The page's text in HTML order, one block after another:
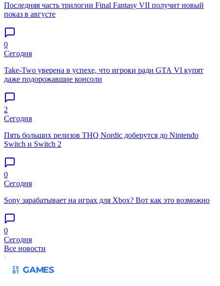
Последняя часть трилогии Final Fantasy VII получит новый
показ в августе
0
Сегодня
Take-Two уверена в успехе, что игроки ради GTA VI купят
даже подорожавшие консоли
2
Сегодня
Пять больших релизов THQ Nordic доберутся до Nintendo
Switch и Switch 2
0
Сегодня
Sony зарабатывает на играх для Xbox? Вот как это возможно
0
Сегодня
Все новости